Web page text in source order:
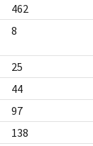
462
8
25
44
97
138